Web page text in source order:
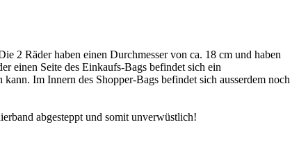
2 Räder haben einen Durchmesser von ca. 18 cm und haben
einen Seite des Einkaufs-Bags befindet sich ein
Im Innern des Shopper-Bags befindet sich ausserdem noch
abgesteppt und somit unverwüstlich!